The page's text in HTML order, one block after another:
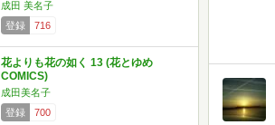
成田 美名子
登録
716
花よりも花の如く 13 (花とゆめ
COMICS)
成田美名子
登録
700